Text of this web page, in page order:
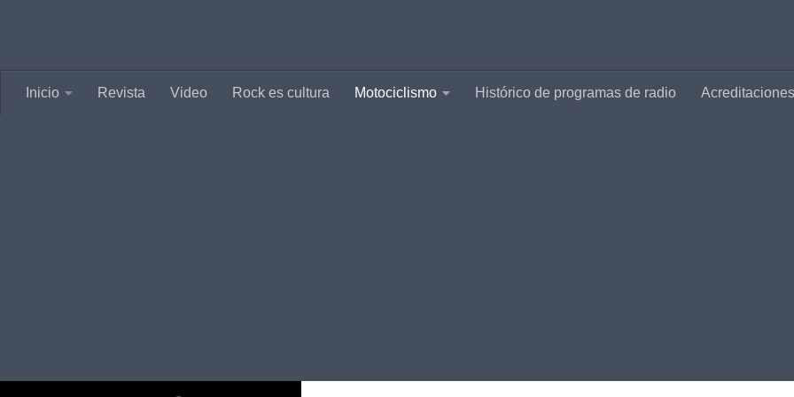
Inicio Revista Video Rock es cultura Motociclismo Histórico de programas de radio Acreditaciones